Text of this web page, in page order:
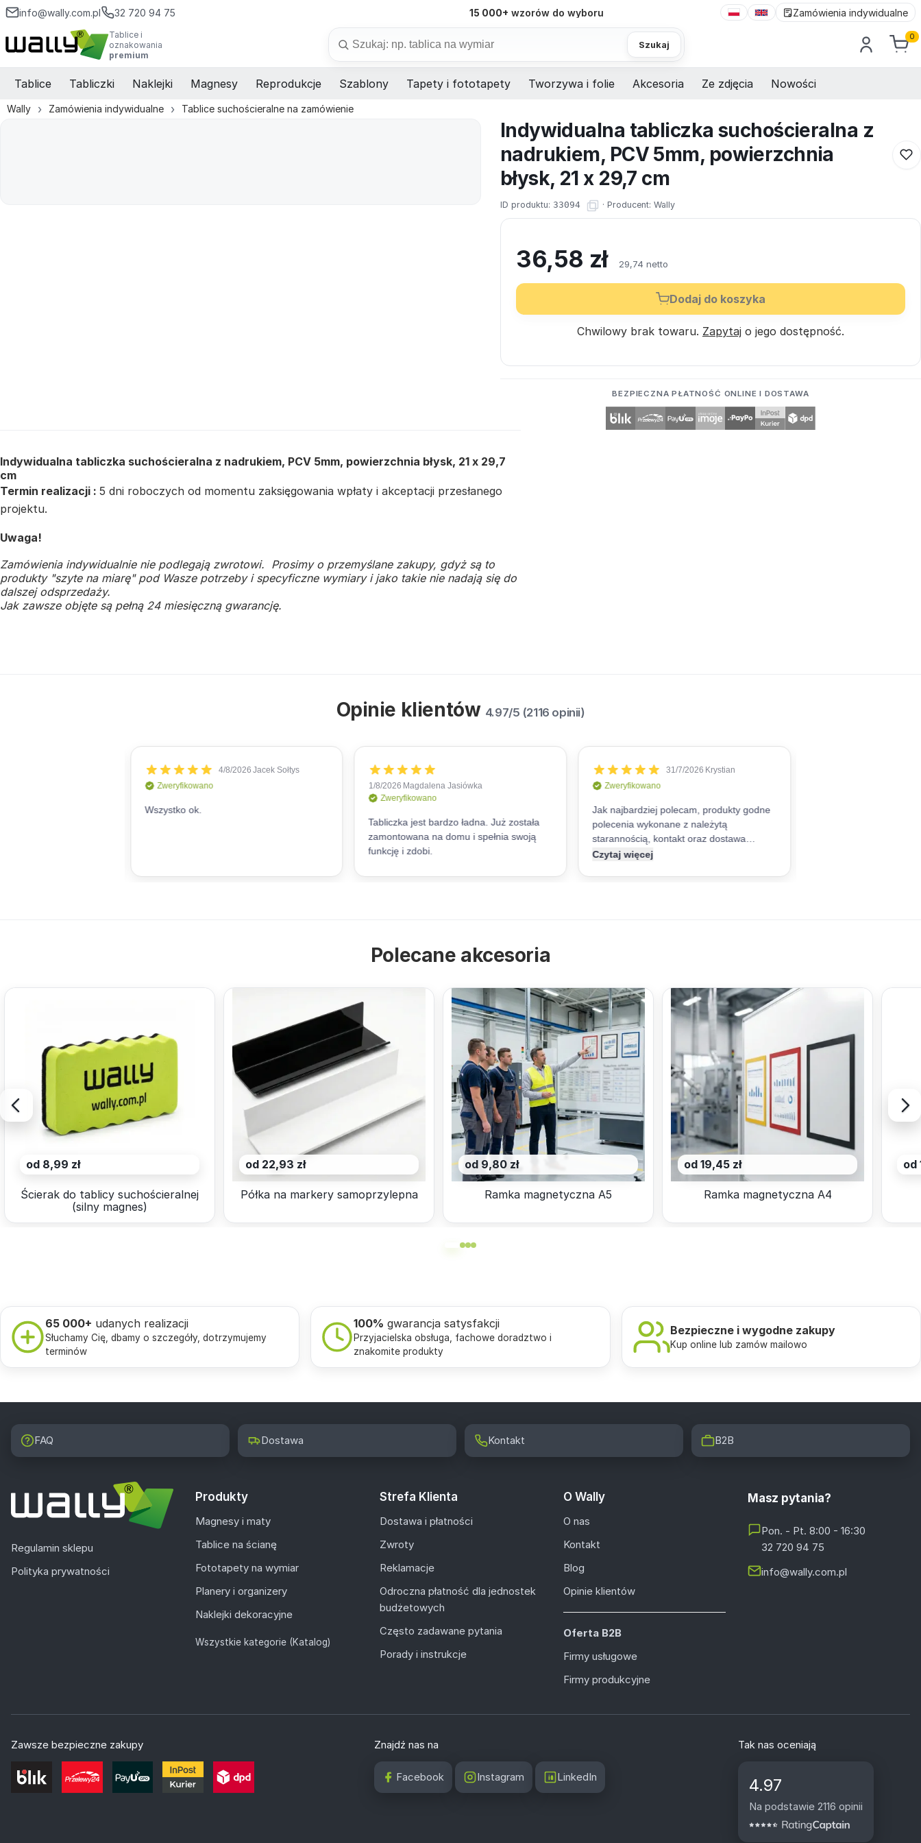
info@wally.com.pl 32 720 94 75 15 000+ wzorów do wyboru
98%dostaw na czas Zamówienia indywidualne
Tablice i
oznakowania
premium
Szukaj
0
Tablice Tabliczki Naklejki Magnesy Reprodukcje Szablony Tapety i fototapety Tworzywa i folie Akcesoria Ze zdjęcia Nowości
Wally Zamówienia indywidualne Tablice suchościeralne na zamówienie
Indywidualna tabliczka suchościeralna z
nadrukiem, PCV 5mm, powierzchnia
błysk, 21 x 29,7 cm
ID produktu: 33094 · Producent: Wally
36,58 zł 29,74 netto
Dodaj do koszyka
Chwilowy brak towaru. Zapytaj o jego dostępność.
BEZPIECZNA PŁATNOŚĆ ONLINE I DOSTAWA
Indywidualna tabliczka suchościeralna z nadrukiem, PCV 5mm, powierzchnia błysk, 21 x 29,7
cm
Termin realizacji : 5 dni roboczych od momentu zaksięgowania wpłaty i akceptacji przesłanego
projektu.
Uwaga!
Zamówienia indywidualnie nie podlegają zwrotowi. Prosimy o przemyślane zakupy, gdyż są to
produkty "szyte na miarę" pod Wasze potrzeby i specyficzne wymiary i jako takie nie nadają się do
dalszej odsprzedaży.
Jak zawsze objęte są pełną 24 miesięczną gwarancję.
Opinie klientów 4.97/5 (2116 opinii)
Polecane akcesoria
od 8,99 zł
Ścierak do tablicy suchościeralnej
(silny magnes)
od 22,93 zł
Półka na markery samoprzylepna
od 9,80 zł
Ramka magnetyczna A5
od 19,45 zł
Ramka magnetyczna A4
od
65 000+ udanych realizacji
Słuchamy Cię, dbamy o szczegóły, dotrzymujemy
terminów
100% gwarancja satysfakcji
Przyjacielska obsługa, fachowe doradztwo i
znakomite produkty
Bezpieczne i wygodne zakupy
Kup online lub zamów mailowo
FAQ Dostawa Kontakt B2B
Regulamin sklepu
Polityka prywatności
Produkty
Magnesy i maty
Tablice na ścianę
Fototapety na wymiar
Planery i organizery
Naklejki dekoracyjne
Wszystkie kategorie (Katalog)
Strefa Klienta
Dostawa i płatności
Zwroty
Reklamacje
Odroczna płatność dla jednostek
budżetowych
Często zadawane pytania
Porady i instrukcje
O Wally
O nas
Kontakt
Blog
Opinie klientów
Oferta B2B
Firmy usługowe
Firmy produkcyjne
Masz pytania?
Pon. - Pt. 8:00 - 16:30
32 720 94 75
info@wally.com.pl
Zawsze bezpieczne zakupy Znajdź nas na
Facebook Instagram LinkedIn
Tak nas oceniają
4.97
Na podstawie 2116 opinii